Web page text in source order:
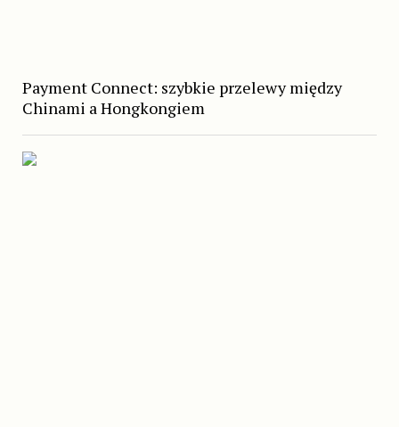
Payment Connect: szybkie przelewy między
Chinami a Hongkongiem